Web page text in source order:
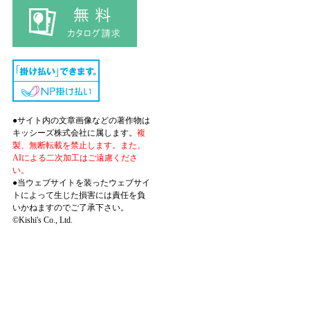
●サイト内の文章画像などの著作物は
キッシーズ株式会社に属します。 複
製、無断転載を禁止します。また、
AIによる二次加工はご遠慮くださ
い。
●当ウェブサイトを装ったウェブサイ
トによって生じた損害には責任を負
いかねますのでご了承下さい。
©Kishi's Co., Ltd.